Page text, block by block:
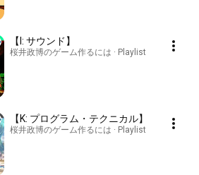
【I: サウンド】
桜井政博のゲーム作るには · Playlist
【K: プログラム・テクニカル】
桜井政博のゲーム作るには · Playlist